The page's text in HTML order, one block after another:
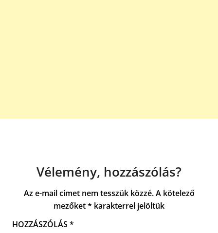
Vélemény, hozzászólás?
Az e-mail címet nem tesszük közzé. A kötelező
mezőket* karakterrel jelöltük
HOZZÁSZÓLÁS *